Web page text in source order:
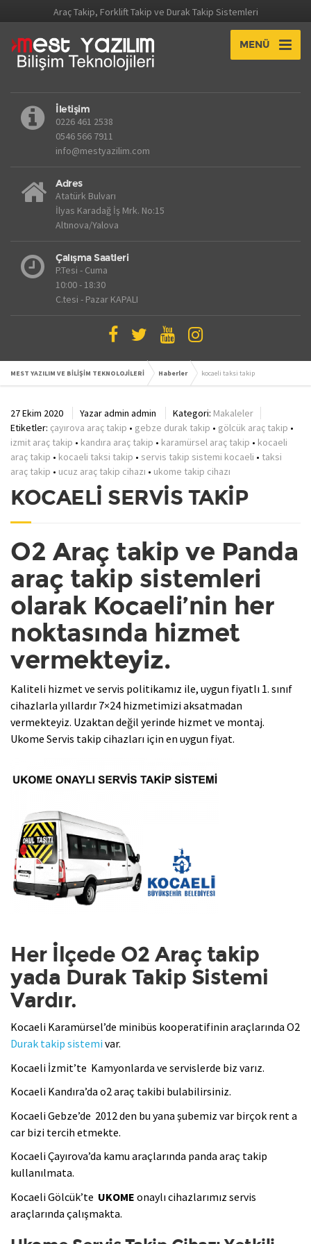
Araç Takip, Forklift Takip ve Durak Takip Sistemleri
MENÜ
İletişim
0226 461 2538
0546 566 7911
info@mestyazilim.com
Adres
Atatürk Bulvarı
İlyas Karadağ İş Mrk. No:15
Altınova/Yalova
Çalışma Saatleri
P.Tesi - Cuma
10:00 - 18:30
C.tesi - Pazar KAPALI
MEST YAZILIM VE BİLİŞİM TEKNOLOJİLERİ Haberler kocaeli taksi takip
27 Ekim 2020 Yazaradmin admin Kategori: Makaleler
Etiketler: çayırova araç takip • gebze durak takip • gölcük araç takip •
izmit araç takip • kandıra araç takip • karamürsel araç takip • kocaeli
araç takip • kocaeli taksi takip • servis takip sistemi kocaeli • taksi
araç takip • ucuz araç takip cihazı • ukome takip cihazı
KOCAELİ SERVİS TAKİP
O2 Araç takip ve Panda
araç takip sistemleri
olarak Kocaeli’nin her
noktasında hizmet
vermekteyiz.
Kaliteli hizmet ve servis politikamız ile, uygun fiyatlı 1. sınıf
cihazlarla yıllardır 7×24 hizmetimizi aksatmadan
vermekteyiz. Uzaktan değil yerinde hizmet ve montaj.
Ukome Servis takip cihazları için en uygun fiyat.
Her İlçede O2 Araç takip
yada Durak Takip Sistemi
Vardır.
Kocaeli Karamürsel’de minibüs kooperatifinin araçlarında O2
Durak takip sistemi var.
Kocaeli İzmit’te Kamyonlarda ve servislerde biz varız.
Kocaeli Kandıra’da o2 araç takibi bulabilirsiniz.
Kocaeli Gebze’de 2012 den bu yana şubemiz var birçok rent a
car bizi tercih etmekte.
Kocaeli Çayırova’da kamu araçlarında panda araç takip
kullanılmata.
Kocaeli Gölcük’te UKOME onaylı cihazlarımız servis
araçlarında çalışmakta.